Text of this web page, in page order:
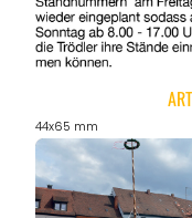
44x65 mm